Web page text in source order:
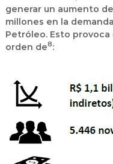
generar un aumento
millones en la
Petróleo. Esto
orden de8: